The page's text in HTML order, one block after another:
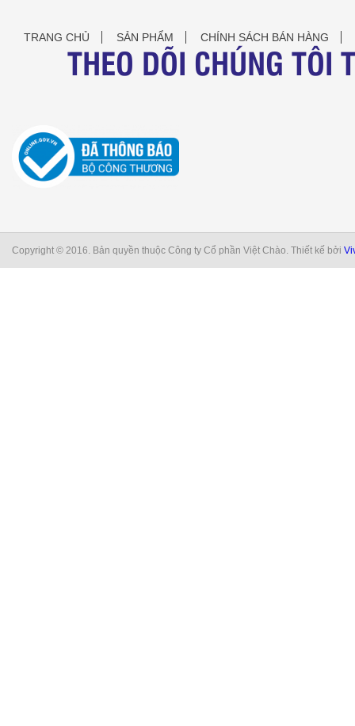
TRANG CHỦ SẢN PHẨM CHÍNH SÁCH BÁN HÀNG
THEO DÕI CHÚNG TÔI
Copyright © 2016. Bản quyền thuộc Công ty Cổ phần Việt Chào. Thiết kế bởi